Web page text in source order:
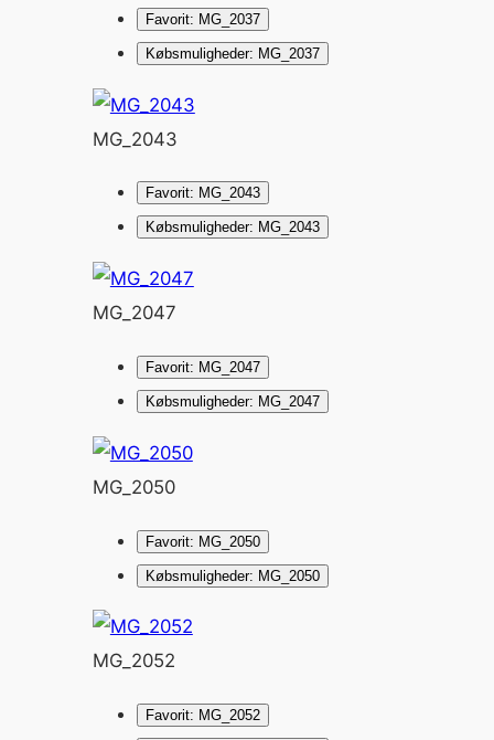
Favorit: MG_2037
Købsmuligheder: MG_2037
MG_2043
Favorit: MG_2043
Købsmuligheder: MG_2043
MG_2047
Favorit: MG_2047
Købsmuligheder: MG_2047
MG_2050
Favorit: MG_2050
Købsmuligheder: MG_2050
MG_2052
Favorit: MG_2052